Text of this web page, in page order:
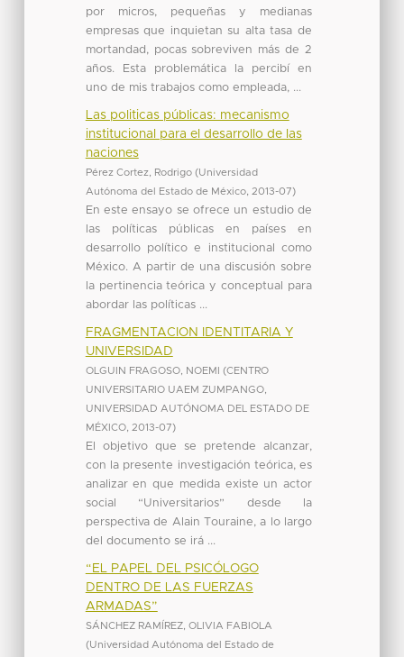
por micros, pequeñas y medianas
empresas que inquietan su alta tasa de
mortandad, pocas sobreviven más de 2
años. Esta problemática la percibí en
uno de mis trabajos como empleada, ...
Las politicas públicas: mecanismo
institucional para el desarrollo de las
naciones
Pérez Cortez, Rodrigo (Universidad
Autónoma del Estado de México, 2013-07)
En este ensayo se ofrece un estudio de
las políticas públicas en países en
desarrollo político e institucional como
México. A partir de una discusión sobre
la pertinencia teórica y conceptual para
abordar las políticas ...
FRAGMENTACION IDENTITARIA Y
UNIVERSIDAD
OLGUIN FRAGOSO, NOEMI (CENTRO
UNIVERSITARIO UAEM ZUMPANGO,
UNIVERSIDAD AUTÓNOMA DEL ESTADO DE
MÉXICO, 2013-07)
El objetivo que se pretende alcanzar,
con la presente investigación teórica, es
analizar en que medida existe un actor
social “Universitarios” desde la
perspectiva de Alain Touraine, a lo largo
del documento se irá ...
“EL PAPEL DEL PSICÓLOGO
DENTRO DE LAS FUERZAS
ARMADAS”
SÁNCHEZ RAMÍREZ, OLIVIA FABIOLA
(Universidad Autónoma del Estado de